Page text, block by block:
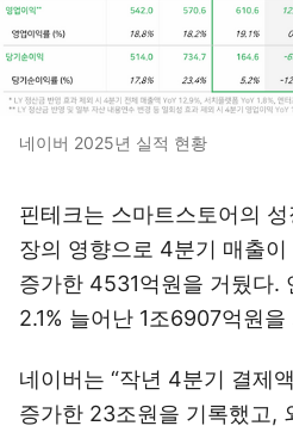
네이버 2025년 실적 현황
핀테크는 스마트스토어의
장의 영향으로 4분기 매출
증가한 4531억원을 거뒀다.
2.1% 늘어난 1조6907억원을
네이버는 “작년 4분기 결제
증가한 23조원을 기록했고,